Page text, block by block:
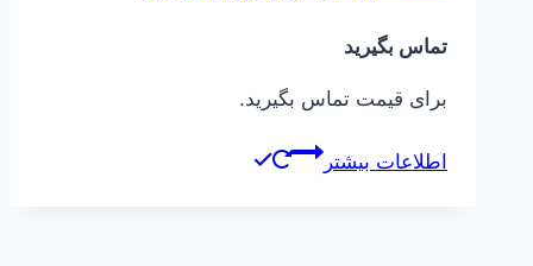
تماس بگیرید
برای قیمت تماس بگیرید.
اطلاعات بیشتر